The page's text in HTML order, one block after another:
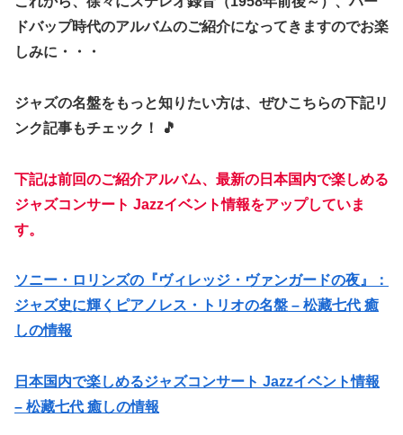
ドバップ時代のアルバムのご紹介になってきますのでお楽
しみに・・・
ジャズの名盤をもっと知りたい方は、ぜひこちらの下記リ
ンク記事もチェック！ 🎵
下記は前回のご紹介アルバム、最新の日本国内で楽しめる
ジャズコンサート Jazzイベント情報をアップしていま
す。
ソニー・ロリンズの『ヴィレッジ・ヴァンガードの夜』：
ジャズ史に輝くピアノレス・トリオの名盤 – 松藏七代 癒
しの情報
日本国内で楽しめるジャズコンサート Jazzイベント情報
– 松藏七代 癒しの情報